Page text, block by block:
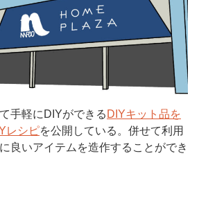
手軽にDIYができる DIYキット品を
レシピを公開している。併せて利用
良いアイテムを造作することができ